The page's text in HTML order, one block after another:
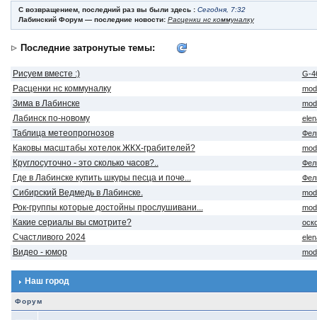
С возвращением, последний раз вы были здесь : Сегодня, 7:32
Лабинский Форум — последние новости: Расценки нс коммуналку
Последние затронутые темы:
Рисуем вместе :) G-
Расценки нс коммуналку
Зима в Лабинске
Лабинск по-новому
Таблица метеопрогнозов
Каковы масштабы хотелок ЖКХ-грабителей?
Круглосуточно - это сколько часов?..
Где в Лабинске купить шкуры песца и поче...
Сибирский Ведмедь в Лабинске.
Рок-группы которые достойны прослушивани...
Какие сериалы вы смотрите?
Счастливого 2024
Видео - юмор
Наш город
Форум